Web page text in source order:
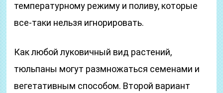
температурному режиму и поливу, которые
все-таки нельзя игнорировать.
Как любой луковичный вид растений,
тюльпаны могут размножаться семенами и
вегетативным способом. Второй вариант